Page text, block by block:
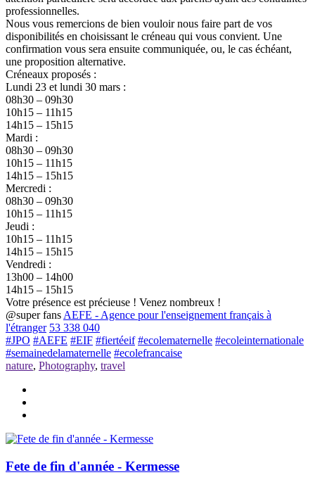
professionnelles.
Nous vous remercions de bien vouloir nous faire part de vos
disponibilités en choisissant le créneau qui vous convient. Une
confirmation vous sera ensuite communiquée, ou, le cas échéant,
une proposition alternative.
Créneaux proposés :
Lundi 23 et lundi 30 mars :
08h30 – 09h30
10h15 – 11h15
14h15 – 15h15
Mardi :
08h30 – 09h30
10h15 – 11h15
14h15 – 15h15
Mercredi :
08h30 – 09h30
10h15 – 11h15
Jeudi :
10h15 – 11h15
14h15 – 15h15
Vendredi :
13h00 – 14h00
14h15 – 15h15
Votre présence est précieuse ! Venez nombreux !
@super fans AEFE - Agence pour l'enseignement français à
l'étranger 53 338 040
#JPO #AEFE #EIF #fiertéeif #ecolematernelle #ecoleinternationale
#semainedelamaternelle #ecolefrancaise
nature, Photography, travel
Fete de fin d'année - Kermesse